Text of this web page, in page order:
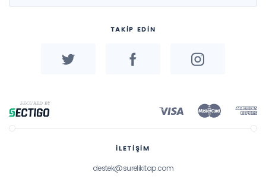
TAKİP EDİN
İLETİŞİM
destek@surelikitap.com